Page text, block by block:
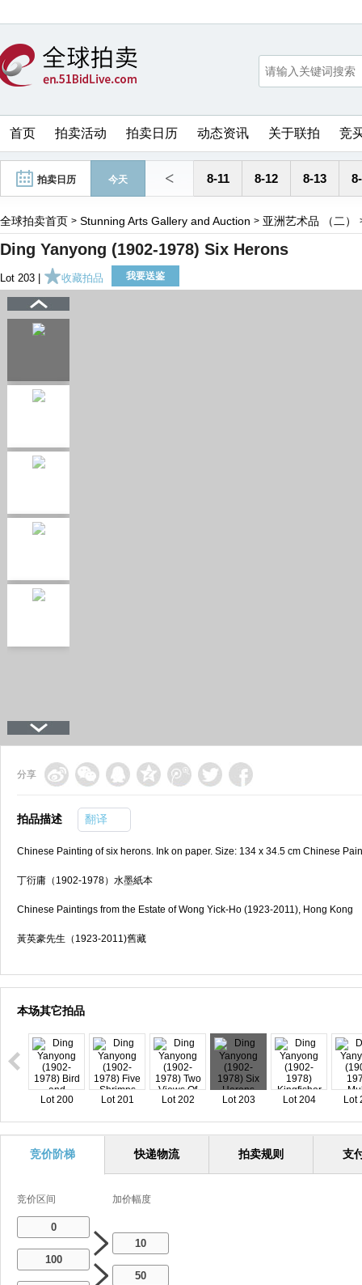
首页 拍卖活动 拍卖日历 动态资讯 关于联拍 竞
拍卖日历 今天 < 8-11 8-12 8-13
全球拍卖首页 > Stunning Arts Gallery and Auction > 亚洲艺术品 （二）
Ding Yanyong (1902-1978) Six Herons
Lot 203 | 收藏拍品 我要送鉴
分享
拍品描述 翻译
Chinese Painting of six herons. Ink on paper. Size: 134 x 34.5 cm Chinese
丁衍庸（1902-1978）水墨紙本
Chinese Paintings from the Estate of Wong Yick-Ho (1923-2011), Hong Kong
黃英豪先生（1923-2011)舊藏
本场其它拍品
Lot 200 Lot 201 Lot 202 Lot 203 Lot 204 Lot
竞价阶梯 快递物流 拍卖规则 支
竞价区间 加价幅度
0
10
100
50